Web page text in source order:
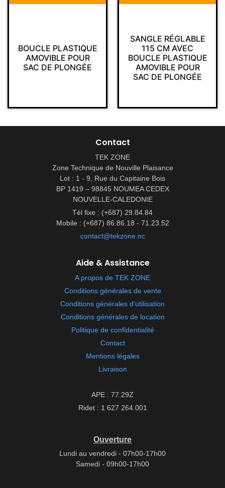
BOUCLE PLASTIQUE
AMOVIBLE POUR
SAC DE PLONGÉE
SANGLE RÉGLABLE
115 CM AVEC
BOUCLE PLASTIQUE
AMOVIBLE POUR
SAC DE PLONGÉE
Contact
TEK ZONE
Zone Technique de Nouville Plaisance
Lot : 1 - 9, Rue du Capitaine Bois
BP 1419 – 98845 NOUMEA CEDEX
NOUVELLE-CALEDONIE
Tél fixe : (+687) 29.84.84
Mobile : (+687) 86.86.18 - 71.23.52
contact@tekzone.nc
Aide & Assistance
A propos de TEK ZONE
Conditions générales de vente
Conditions générales d'utilisation
Conditions générales de location
Politique de confidentialité
Contact
Mentions légales
Livraison
APE : 77.29Z
Ridet : 1 627 264.001
Ouverture
Lundi au vendredi - 07h00-17h00
Samedi - 09h00-17h00